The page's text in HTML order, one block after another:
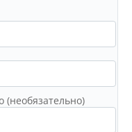
(необязательно)